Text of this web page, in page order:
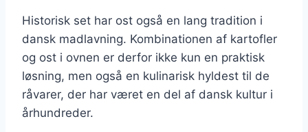
Historisk set har ost også en lang tradition i
dansk madlavning. Kombinationen af kartofler
og ost i ovnen er derfor ikke kun en praktisk
løsning, men også en kulinarisk hyldest til de
råvarer, der har været en del af dansk kultur i
århundreder.